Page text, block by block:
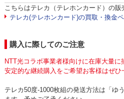
こちらはテレカ（テレホンカード）の販
テレカ(テレホンカード)の買取・換金
購入に際してのご注意
NTT光コラボ事業者様向けに在庫大量に
安定的な継続購入をご希望お客様はぜひ
テレカ50度-1000枚組の発送方法は「ゆ